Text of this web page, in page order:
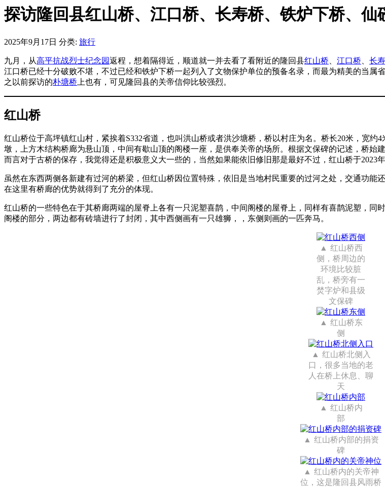
探访隆回县红山桥、江口桥、长寿桥、铁炉下桥、仙
2025年9月17日 分类: 旅行
九月，从高平抗战烈士纪念园返程，想着隔得近，顺道就一并去看了看附近的隆回县红山桥 江口桥 长
江口桥已经十分破败不堪，不过已经和铁炉下桥一起列入了文物保护单位的预备名录，而最为精美的当
之以前探访的朴塘桥 上也有，可见隆回县的关帝信仰比较强烈。
红山桥
红山桥位于高坪镇红山村，紧挨着S332省道，也叫洪山桥或者洪沙塘桥，桥以村庄为名。桥长20米，宽
墩，上方木结构桥廊为悬山顶，中间有歇山顶的阁楼一座，是供奉关帝的场所。根据文保碑的记述，桥
而言对于古桥的保存，我觉得还是积极意义大一些的，当然如果能依旧修旧那是最好不过，红山桥于2023年
虽然在东西两侧各新建有过河的桥梁，但红山桥因位置特殊，依旧是当地村民重要的过河之处，交通功
在这里有桥廊的优势就得到了充分的体现。
红山桥的一些特色在于其桥廊两端的屋脊上各有一只泥塑喜鹊，中间阁楼的屋脊上，同样有喜鹊泥塑，
阁楼的部分，两边都有砖墙进行了封闭，其中西侧画有一只雄狮，，东侧则画的一匹奔马。
红山桥西
侧，桥周边的
环境比较脏
乱，桥旁有一
焚字炉和县级
文保碑
红山桥东
侧
红山桥北侧入
口，很多当地的老
人在桥上休息、聊
天
红山桥内
部
红山桥内部的捐资
碑
红山桥内的关帝神
位，这是隆回县风雨桥